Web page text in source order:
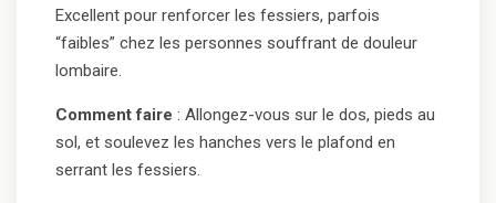
Excellent pour renforcer les fessiers, parfois
“faibles” chez les personnes souffrant de douleur
lombaire.
Comment faire : Allongez-vous sur le dos, pieds au
sol, et soulevez les hanches vers le plafond en
serrant les fessiers.